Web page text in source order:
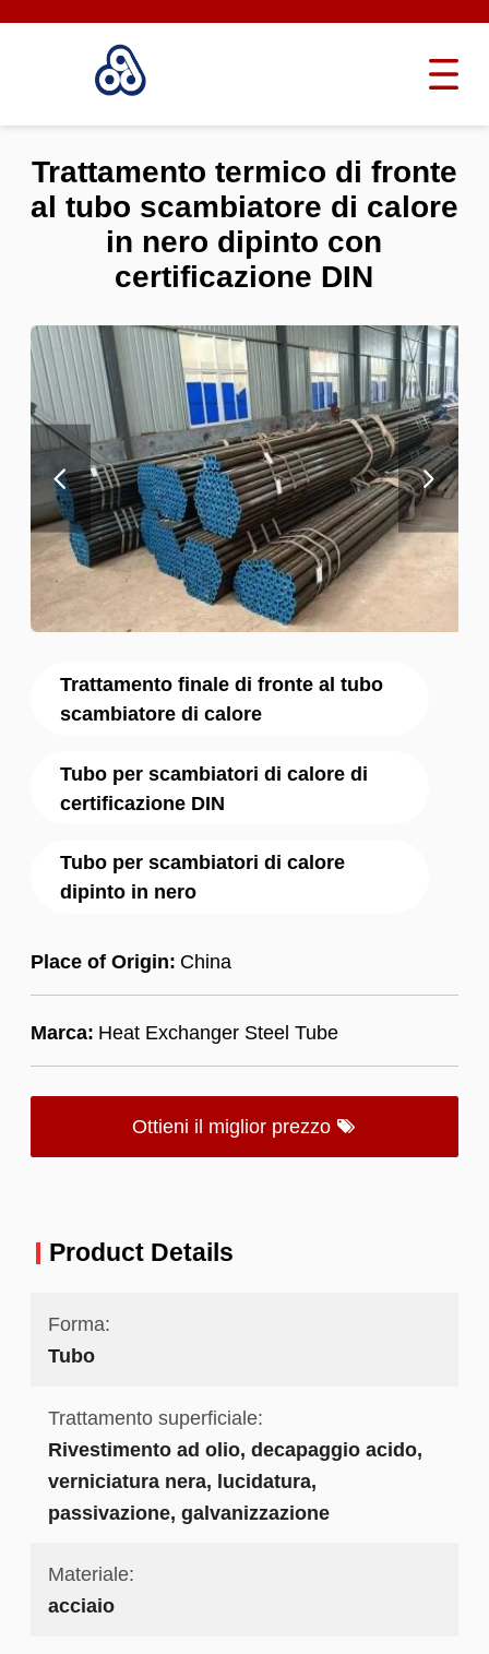
Trattamento finale di fronte al tubo
scambiatore di calore
Tubo per scambiatori di calore di
certificazione DIN
Tubo per scambiatori di calore
dipinto in nero
Place of Origin: China
Marca: Heat Exchanger Steel Tube
Ottieni il miglior prezzo
Trattamento termico di fronte
al tubo scambiatore di calore
in nero dipinto con
certificazione DIN
Product Details
Forma:
Tubo
Trattamento superficiale:
Rivestimento ad olio, decapaggio acido,
verniciatura nera, lucidatura,
passivazione, galvanizzazione
Materiale:
acciaio